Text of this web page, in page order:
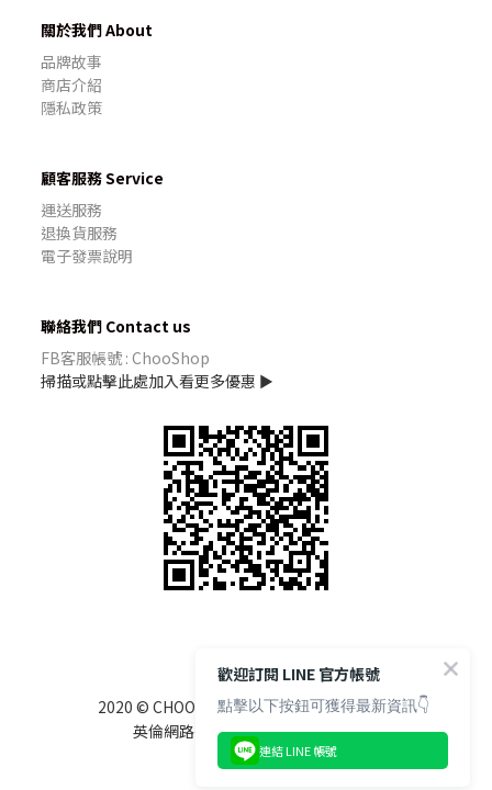
關於我們 About
品牌故事
商店介紹
隱私政策
顧客服務 Service
運送服務
退換貨服務
電子發票說明
聯絡我們 Contact us
FB客服帳號 : ChooShop
掃描或點擊此處加入看更多優惠 ►
2020 © CHOOSHOPRIGHTS RESERVED.
英倫網路行銷有限公司 85122525
歡迎訂閱 LINE 官方帳號
點擊以下按鈕可獲得最新資訊👇
連結 LINE 帳號